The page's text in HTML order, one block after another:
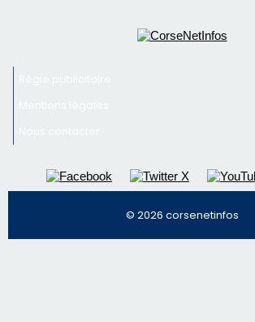
© 2026 corsenetinfos